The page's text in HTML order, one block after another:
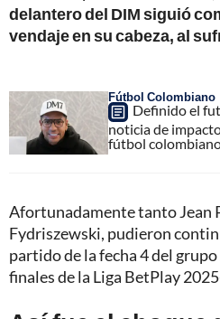
delantero del DIM siguió
vendaje en su cabeza, al
Fútbol Colombiano
Definido el
noticia de
fútbol
Afortunadamente tanto Jean
Fydriszewski, pudieron
partido de la fecha 4 del
finales de la Liga BetPlay